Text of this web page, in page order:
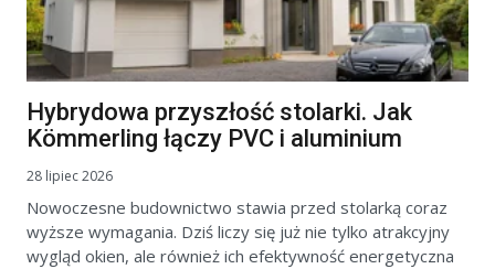
Hybrydowa przyszłość stolarki. Jak
Kömmerling łączy PVC i aluminium
28 lipiec 2026
Nowoczesne budownictwo stawia przed stolarką coraz
wyższe wymagania. Dziś liczy się już nie tylko atrakcyjny
wygląd okien, ale również ich efektywność energetyczna